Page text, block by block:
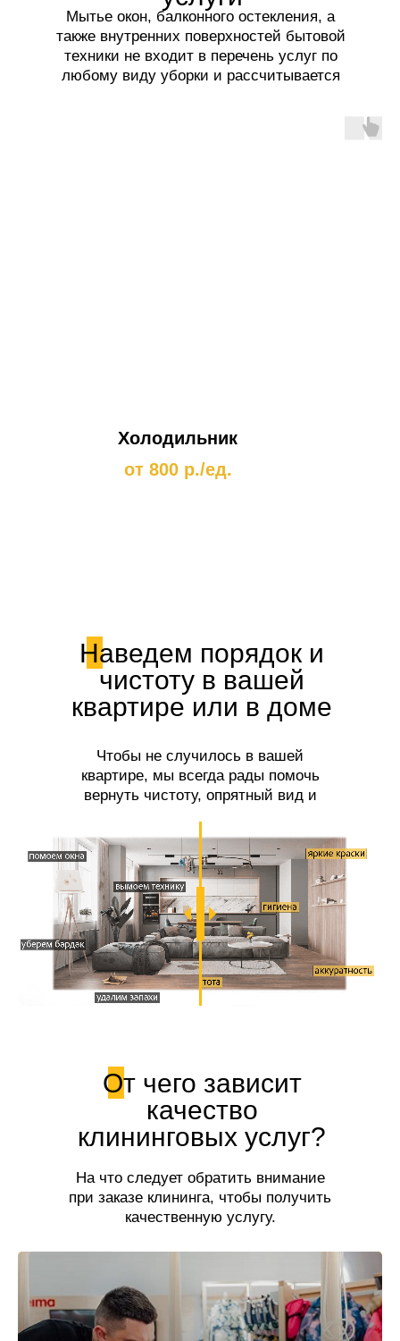
Мытье окон, балконного остекления, а
также внутренних поверхностей бытовой
техники не входит в перечень услуг по
любому виду уборки и рассчитывается
Холодильник
от 800 р./ед.
Наведем порядок и
чистоту в вашей
квартире или в доме
Чтобы не случилось в вашей
квартире, мы всегда рады помочь
вернуть чистоту, опрятный вид и
От чего зависит
качество
клининговых услуг?
На что следует обратить внимание
при заказе клининга, чтобы получить
качественную услугу.